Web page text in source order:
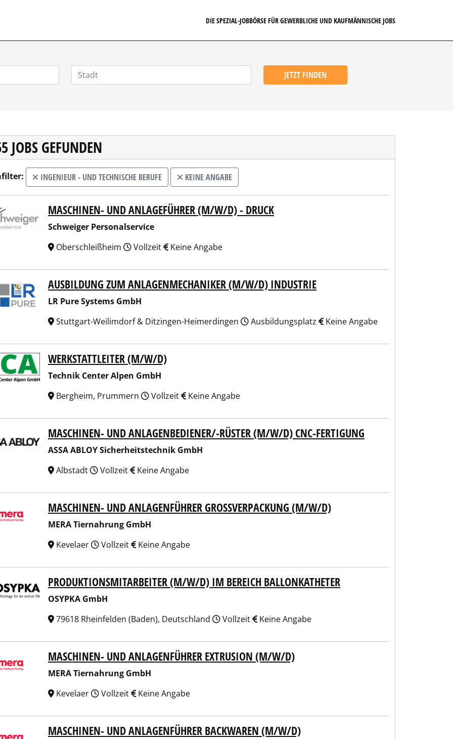
DIE SPEZIAL-JOBBÖRSE FÜR GEWERBLICHE UND KAUFMÄNNISCHE JOBS
JETZT FINDEN
JOBS GEFUNDEN
INGENIEUR - UND TECHNISCHE BERUFE KEINE ANGABE
Personalservice
MASCHINEN- UND ANLAGEFÜHRER (M/W/D) - DRUCK
Schweiger Personalservice
Oberschleißheim
Vollzeit Keine Angabe
Systems GmbHAUSBILDUNG ZUM ANLAGENMECHANIKER (M/W/D) INDUSTRIE
LR Pure Systems GmbH
Stuttgart-Weilimdorf & Ditzingen-Heimerdingen
Ausbildungsplatz Keine Angabe
Center Alpen GmbH
WERKSTATTLEITER (M/W/D)
Technik Center Alpen GmbH
Bergheim, Prummern
Vollzeit Keine Angabe
ABLOY Sicherheitstechnik GmbH
MASCHINEN- UND ANLAGENBEDIENER/-RÜSTER (M/W/D) CNC-FERTIGUNG
ASSA ABLOY Sicherheitstechnik GmbH
Albstadt
Vollzeit Keine Angabe
Tiernahrung GmbHMASCHINEN- UND ANLAGENFÜHRER GROSSVERPACKUNG (M/W/D)
MERA Tiernahrung GmbH
Kevelaer
Vollzeit Keine Angabe
GmbH PRODUKTIONSMITARBEITER (M/W/D) IM BEREICH BALLONKATHETER
OSYPKA GmbH
79618 Rheinfelden (Baden), Deutschland
Vollzeit Keine Angabe
Tiernahrung GmbHMASCHINEN- UND ANLAGENFÜHRER EXTRUSION (M/W/D)
MERA Tiernahrung GmbH
Kevelaer
Vollzeit Keine Angabe
Tiernahrung GmbHMASCHINEN- UND ANLAGENFÜHRER BACKWAREN (M/W/D)